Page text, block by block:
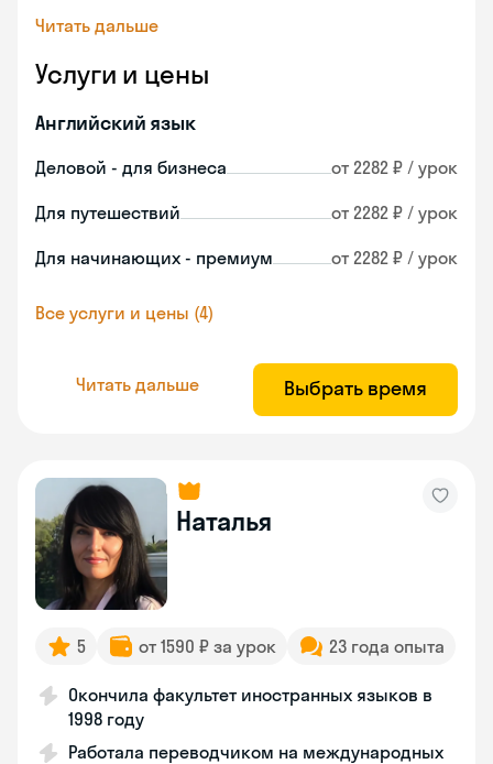
Читать дальше
Услуги и цены
Английский язык
Деловой - для бизнеса от 2282 ₽ / урок
Для путешествий от 2282 ₽ / урок
Для начинающих - премиум от 2282 ₽ / урок
Все услуги и цены (4)
Читать дальше Выбрать время
Наталья
5 от 1590 ₽ за урок 23 года опыта
Окончила факультет иностранных языков в
1998 году
Работала переводчиком на международных